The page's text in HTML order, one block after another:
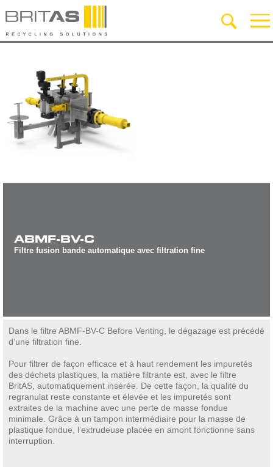
ABMF-BV-C
Filtre fusion bande automatique avec filtration fine
Dans le filtre ABMF-BV-C Before Venting, le dégazage est précédé
d’une filtration fine.
Pour filtrer de façon efficace et à haut rendement les impuretés
des déchets plastiques, la matière filtrante est, avec le filtre
BritAS, automatiquement insérée. De cette façon, la qualité du
regranulat reste constante et élevée et les impuretés sont
extraites de la machine avec une perte de masse fondue
minimale. Grâce à un tampon intermédiaire pour la masse de
plastique fondue, l’extrudeuse placée en amont fonctionne sans
interruption.